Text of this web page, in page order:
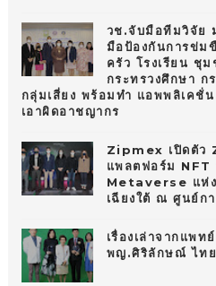
วช.จับมือทีมวิจัย
มือป้องกันการข่ม
ครัว โรงเรียน ชุ
กระทรวงศึกษา ก
กลุ่มเสี่ยง พร้อมทำ แอพพลิเคชั่
เอาผิดอาชญากร
Zipmex เปิดตัว
แพลตฟอร์ม NFT
Metaverse แห่ง
เฉียงใต้ ณ ศูนย์ก
เรื่องเล่าจากแพ
พญ.ศิริลักษณ์ ไทย